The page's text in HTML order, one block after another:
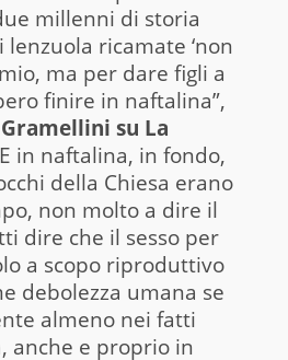
millenni di storia
lenzuola ricamate ‘non
ma per dare figli a
finire in naftalina”,
su La
in naftalina, in fondo,
della Chiesa erano
non molto a dire il
dire che il sesso per
a scopo riproduttivo
debolezza umana se
almeno nei fatti
anche e proprio in